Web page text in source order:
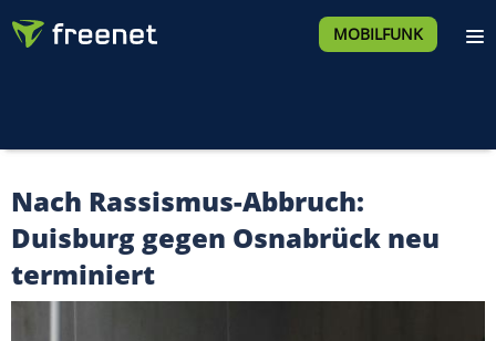
MOBILFUNK
Nach Rassismus-Abbruch:
Duisburg gegen Osnabrück neu
terminiert